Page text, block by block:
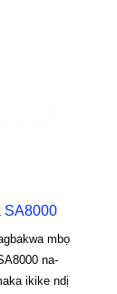
SA8000
mbọ
na-
ikike ndị